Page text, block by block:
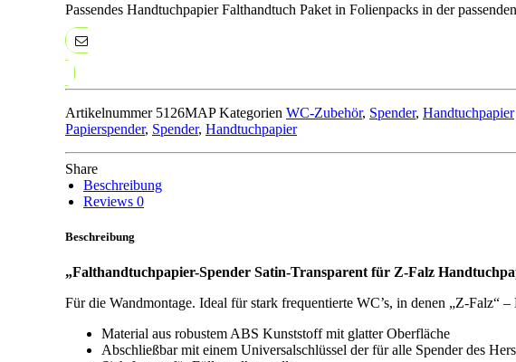
Passendes Handtuchpapier Falthandtuch Paket in Folienpacks in der
Artikelnummer 5126MAP Kategorien WC-Zubehör, Spender, Handtuchpapier
Papierspender, Spender, Handtuchpapier
Share
Beschreibung
Reviews 0
Beschreibung
„Falthandtuchpapier-Spender Satin-Transparent für Z-Falz
Für die Wandmontage. Ideal für stark frequentierte WC’s, in denen „Z-Falz“
Material aus robustem ABS Kunststoff mit glatter Oberfläche
Abschließbar mit einem Universalschlüssel der für alle Spender des